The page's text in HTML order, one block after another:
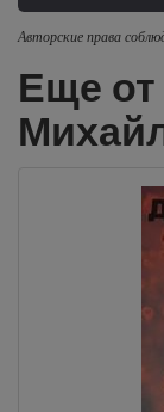
Авторские права
Еще